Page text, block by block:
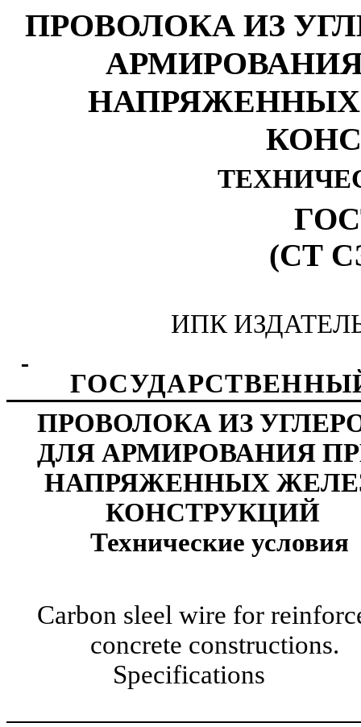
ПРОВОЛОКА ИЗ
(СТ
ИПК
ПРОВОЛОКА ИЗ
ДЛЯ АРМИРОВАНИЯ
НАПРЯЖЕННЫХ
Carbon sleel wire for
concrete constructions.
Specifications